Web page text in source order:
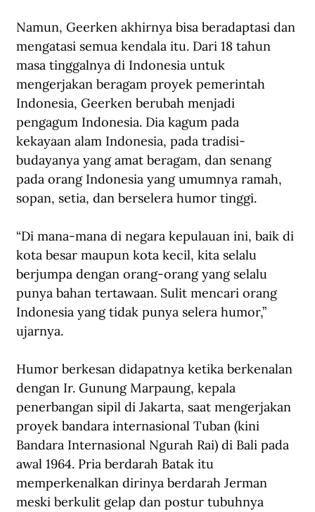
Namun, Geerken akhirnya bisa beradaptasi dan
mengatasi semua kendala itu. Dari 18 tahun
masa tinggalnya di Indonesia untuk
mengerjakan beragam proyek pemerintah
Indonesia, Geerken berubah menjadi
pengagum Indonesia. Dia kagum pada
kekayaan alam Indonesia, pada tradisi-
budayanya yang amat beragam, dan senang
pada orang Indonesia yang umumnya ramah,
sopan, setia, dan berselera humor tinggi.
“Di mana-mana di negara kepulauan ini, baik di
kota besar maupun kota kecil, kita selalu
berjumpa dengan orang-orang yang selalu
punya bahan tertawaan. Sulit mencari orang
Indonesia yang tidak punya selera humor,”
ujarnya.
Humor berkesan didapatnya ketika berkenalan
dengan Ir. Gunung Marpaung, kepala
penerbangan sipil di Jakarta, saat mengerjakan
proyek bandara internasional Tuban (kini
Bandara Internasional Ngurah Rai) di Bali pada
awal 1964. Pria berdarah Batak itu
memperkenalkan dirinya berdarah Jerman
meski berkulit gelap dan postur tubuhnya